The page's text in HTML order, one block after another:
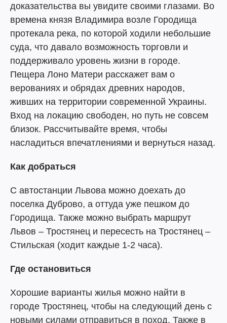
доказательства вы увидите своими глазами. Во
времена князя Владимира возле Городища
протекала река, по которой ходили небольшие
суда, что давало возможность торговли и
поддерживало уровень жизни в городе.
Пещера Лоно Матери расскажет вам о
верованиях и обрядах древних народов,
живших на территории современной Украины.
Вход на локацию свободен, но путь не совсем
близок. Рассчитывайте время, чтобы
насладиться впечатлениями и вернуться назад.
Как добраться
С автостанции Львова можно доехать до
поселка Дуброво, а оттуда уже пешком до
Городища. Также можно выбрать маршрут
Львов – Тростянец и пересесть на Тростянец –
Стильская (ходит каждые 1-2 часа).
Где остановиться
Хорошие варианты жилья можно найти в
городе Тростянец, чтобы на следующий день с
новыми силами отправиться в поход. Также в